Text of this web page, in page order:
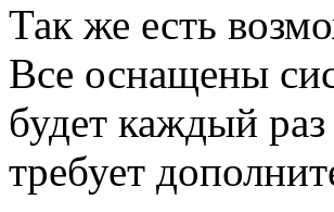
Так же есть
Все оснащены
будет каждый
требует